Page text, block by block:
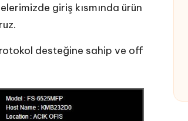
giriş kısmında ürün
desteğine sahip ve off